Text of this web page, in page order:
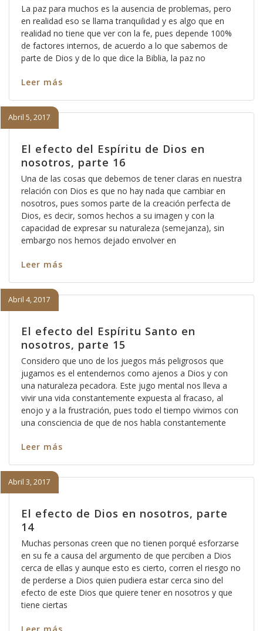
La paz para muchos es la ausencia de problemas, pero
en realidad eso se llama tranquilidad y es algo que en
realidad no tiene que ver con la fe, pues depende 100%
de factores internos, de acuerdo a lo que sabemos de
parte de Dios y de lo que dice la Biblia, la paz no
Leer más
El efecto del Espíritu de Dios en
nosotros, parte 16
Abril 5, 2017
Una de las cosas que debemos de tener claras en nuestra
relación con Dios es que no hay nada que cambiar en
nosotros, pues somos parte de la creación perfecta de
Dios, es decir, somos hechos a su imagen y con la
capacidad de expresar su naturaleza (semejanza), sin
embargo nos hemos dejado envolver en
Leer más
El efecto del Espíritu Santo en
nosotros, parte 15
Abril 4, 2017
Considero que uno de los juegos más peligrosos que
jugamos es el entendernos como ajenos a Dios y con
una naturaleza pecadora. Este jugo mental nos lleva a
vivir una vida constantemente expuesta al fracaso, al
enojo y a la frustración, pues todo el tiempo vivimos con
una consciencia de que de nos habla constantemente
Leer más
El efecto de Dios en nosotros, parte
14
Abril 3, 2017
Muchas personas creen que no tienen porqué esforzarse
en su fe a causa del argumento de que perciben a Dios
cerca de ellas y aunque esto es cierto, corren el riesgo no
de perderse a Dios quien pudiera estar cerca sino del
efecto de este Dios que quiere tener en nosotros y que
tiene ciertas